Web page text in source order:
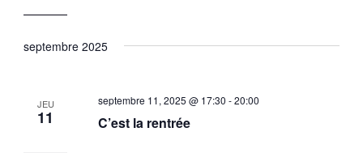
septembre 2025
JEU
11 C’est la rentrée
septembre 11, 2025 @ 17:30 -20:00